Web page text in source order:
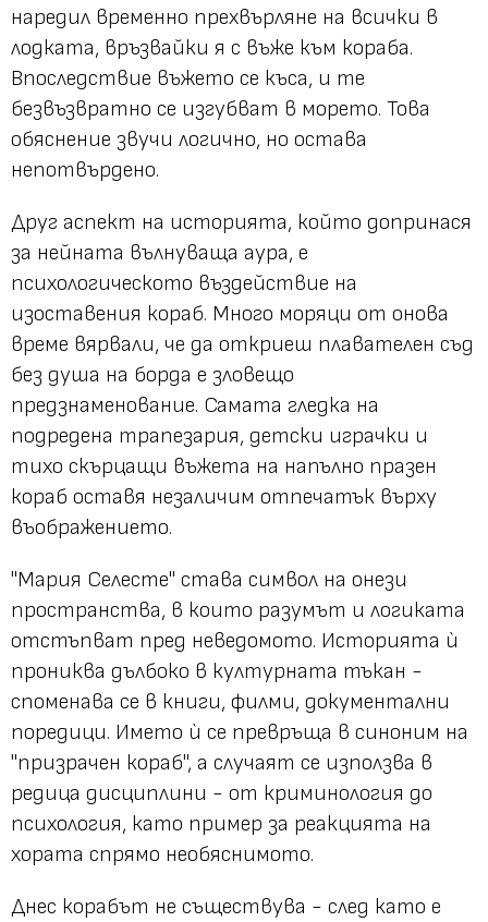
наредил временно прехвърляне на всички в
лодката, връзвайки я с въже към кораба.
Впоследствие въжето се къса, и те
безвъзвратно се изгубват в морето. Това
обяснение звучи логично, но остава
непотвърдено.
Друг аспект на историята, който допринася
за нейната вълнуваща аура, е
психологическото въздействие на
изоставения кораб. Много моряци от онова
време вярвали, че да откриеш плавателен съд
без душа на борда е зловещо
предзнаменование. Самата гледка на
подредена трапезария, детски играчки и
тихо скърцащи въжета на напълно празен
кораб оставя незаличим отпечатък върху
въображението.
"Мария Селесте" става символ на онези
пространства, в които разумът и логиката
отстъпват пред неведомото. Историята ѝ
прониква дълбоко в културната тъкан -
споменава се в книги, филми, документални
поредици. Името ѝ се превръща в синоним на
"призрачен кораб", а случаят се използва в
редица дисциплини - от криминология до
психология, като пример за реакцията на
хората спрямо необяснимото.
Днес корабът не съществува - след като е